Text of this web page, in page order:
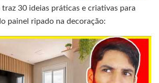
traz 30 ideias práticas e criativas para
painel ripado na decoração: